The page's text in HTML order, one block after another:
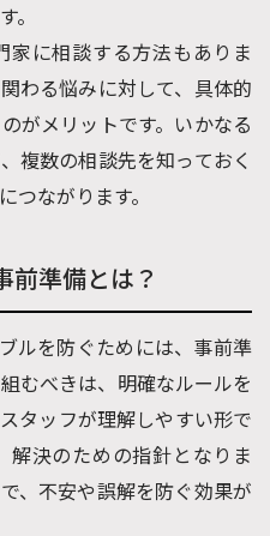
。
家に相談する方法もありま
わる悩みに対して、具体的
がメリットです。いかなる
複数の相談先を知っておく
つながります。
前準備とは？
ルを防ぐためには、事前準
むべきは、明確なルールを
タッフが理解しやすい形で
決のための指針となりま
、不安や誤解を防ぐ効果が